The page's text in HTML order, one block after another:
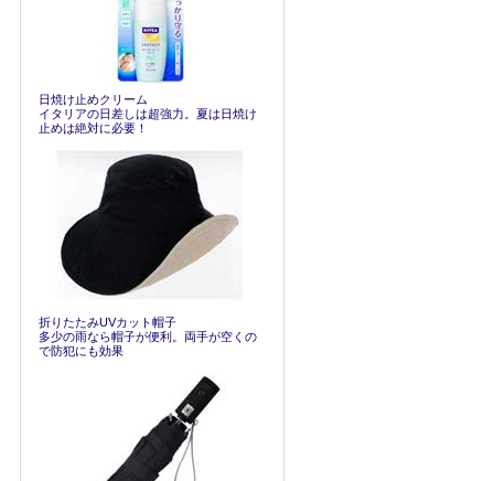
日焼け止めクリーム
イタリアの日差しは超強力。夏は日焼け
止めは絶対に必要！
折りたたみUVカット帽子
多少の雨なら帽子が便利。両手が空くの
で防犯にも効果